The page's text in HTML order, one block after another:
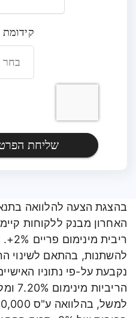
קידומת
שליחת
בהצגת הצעה להלוואה
האחרון מבנק ללקוחות
להשתנות, בהתאם לשינוי
נקבעת על-פי נתוניו